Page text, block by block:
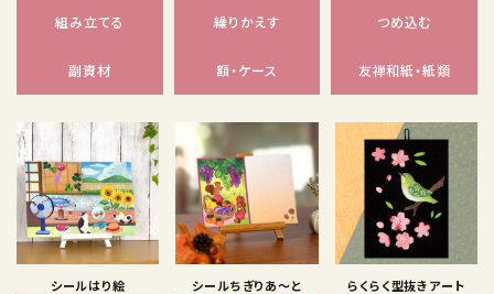
組み立てる 繰りかえす つめ込む
副資材 額・ケース 友禅和紙・紙類
シールはり絵 シールちぎりあ〜と らくらく型抜きアート